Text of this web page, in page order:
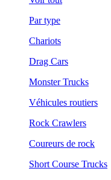
Par type
Chariots
Drag Cars
Monster Trucks
Véhicules routiers
Rock Crawlers
Coureurs de rock
Short Course Trucks